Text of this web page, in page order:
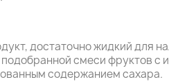
достаточно жидкий для
смеси фруктов с
содержанием сахара.